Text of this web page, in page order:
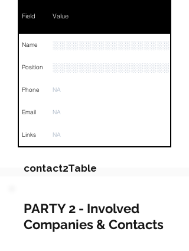
Field Value
Name
Position ░░░░░░░░░░░░░░░░░░
Phone NA
Email NA
Links NA
contact2Table
Field Value
Name
PARTY 2 - Involved
Companies & Contacts